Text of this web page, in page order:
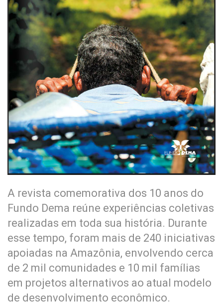
A revista comemorativa dos 10 anos do
Fundo Dema reúne experiências coletivas
realizadas em toda sua história. Durante
esse tempo, foram mais de 240 iniciativas
apoiadas na Amazônia, envolvendo cerca
de 2 mil comunidades e 10 mil famílias
em projetos alternativos ao atual modelo
de desenvolvimento econômico.